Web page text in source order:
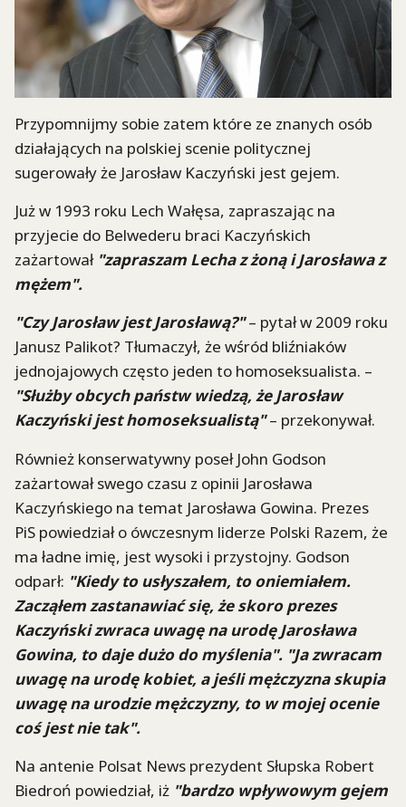
Przypomnijmy sobie zatem które ze znanych osób
działających na polskiej scenie politycznej
sugerowały że Jarosław Kaczyński jest gejem.
Już w 1993 roku Lech Wałęsa, zapraszając na
przyjecie do Belwederu braci Kaczyńskich
zażartował "zapraszam Lecha z żoną i Jarosława z
mężem".
"Czy Jarosław jest Jarosławą?"– pytał w 2009 roku
Janusz Palikot? Tłumaczył, że wśród bliźniaków
jednojajowych często jeden to homoseksualista. –
"Służby obcych państw wiedzą, że Jarosław
Kaczyński jest homoseksualistą" – przekonywał.
Również konserwatywny poseł John Godson
zażartował swego czasu z opinii Jarosława
Kaczyńskiego na temat Jarosława Gowina. Prezes
PiS powiedział o ówczesnym liderze Polski Razem, że
ma ładne imię, jest wysoki i przystojny. Godson
odparł: "Kiedy to usłyszałem, to oniemiałem.
Zacząłem zastanawiać się, że skoro prezes
Kaczyński zwraca uwagę na urodę Jarosława
Gowina, to daje dużo do myślenia". "Ja zwracam
uwagę na urodę kobiet, a jeśli mężczyzna skupia
uwagę na urodzie mężczyzny, to w mojej ocenie
coś jest nie tak".
Na antenie Polsat News prezydent Słupska Robert
Biedroń powiedział, iż "bardzo wpływowym gejem